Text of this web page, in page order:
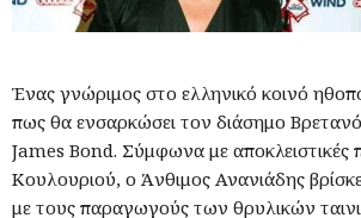
Ένας γνώριμος στο ελληνικό κοινό
πως θα ενσαρκώσει τον διάσημο
James Bond. Σύμφωνα με αποκλειστικές
Κουλουριού, ο Άνθιμος Ανανιάδης
με τους παραγωγούς των θρυλικών